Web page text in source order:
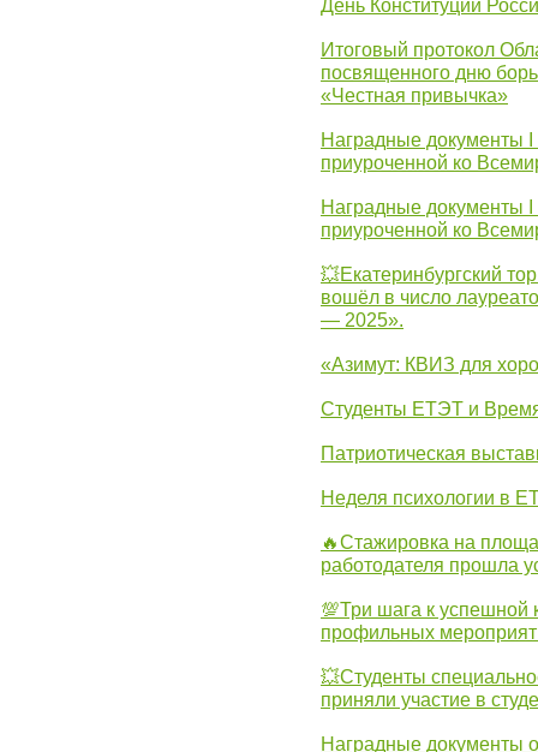
День Конституции
Итоговый протокол
посвященного дню
«Честная привычка»
Наградные документы
приуроченной ко
Наградные документы
приуроченной ко
💥Екатеринбургский
вошёл в число
— 2025».
«Азимут: КВИЗ для
Студенты ЕТЭТ и
Патриотическая
Неделя психологии в
🔥Стажировка на
работодателя прошла
💯Три шага к успешной
профильных
💥Студенты
приняли участие в
Наградные документы